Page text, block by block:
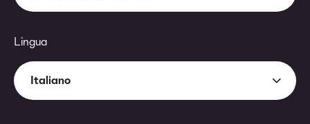
Lingua
Italiano